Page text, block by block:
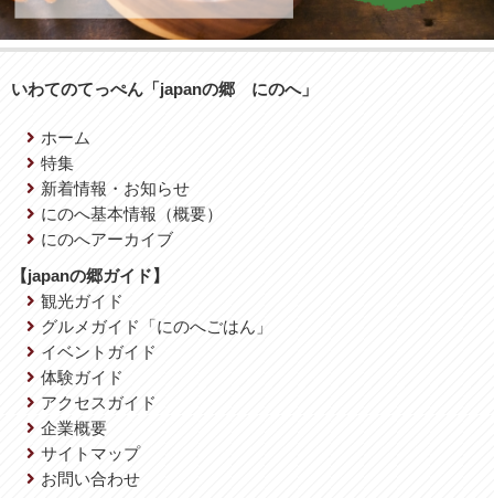
いわてのてっぺん「japanの郷 にのへ」
ホーム
特集
新着情報・お知らせ
にのへ基本情報（概要）
にのへアーカイブ
【japanの郷ガイド】
観光ガイド
グルメガイド「にのへごはん」
イベントガイド
体験ガイド
アクセスガイド
企業概要
サイトマップ
お問い合わせ